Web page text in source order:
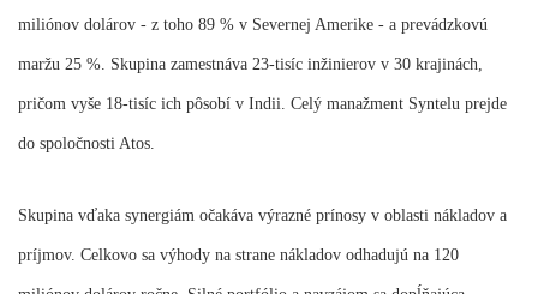
miliónov dolárov - z toho 89 % v Severnej Amerike - a prevádzkovú
maržu 25 %. Skupina zamestnáva 23-tisíc inžinierov v 30 krajinách,
pričom vyše 18-tisíc ich pôsobí v Indii. Celý manažment Syntelu prejde
do spoločnosti Atos.
Skupina vďaka synergiám očakáva výrazné prínosy v oblasti nákladov a
príjmov. Celkovo sa výhody na strane nákladov odhadujú na 120